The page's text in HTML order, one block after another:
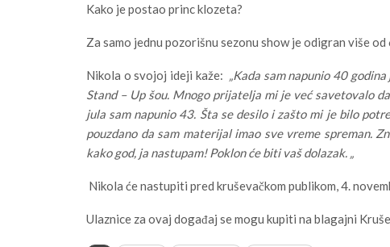
Kako je postao princ klozeta?
Za samo jednu pozorišnu sezonu show je odigran više
Nikola o svojoj ideji kaže: „Kada sam napunio 40
Stand – Up šou. Mnogo prijatelja mi je već savetovalo
jula sam napunio 43. Šta se desilo i zašto mi je bilo
pouzdano da sam materijal imao sve vreme spreman.
kako god, ja nastupam! Poklon će biti vaš dolazak. „
Nikola će nastupiti pred kruševačkom publikom, 4.
Ulaznice za ovaj događaj se mogu kupiti na blagajni